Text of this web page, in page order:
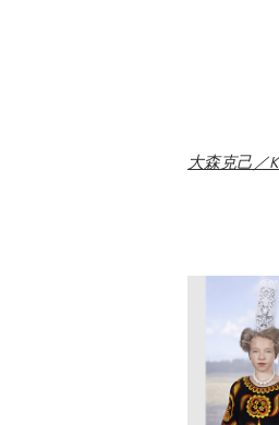
大森克己／